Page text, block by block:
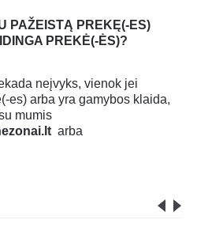
PAŽEISTĄ PREKĘ(-ES)
PREKĖ(-ĖS)?
neįvyks, vienok jei
es) arba yra gamybos klaida,
mumis
arba